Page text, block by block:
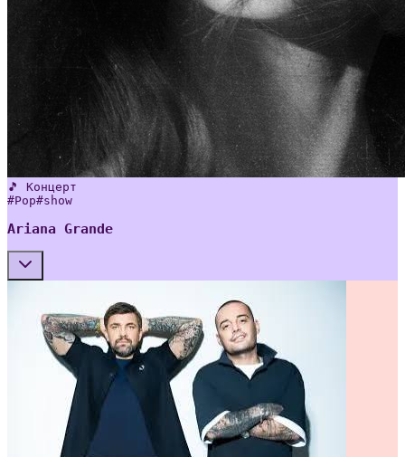
🎵 Концерт
#Pop#show
Ariana Grande